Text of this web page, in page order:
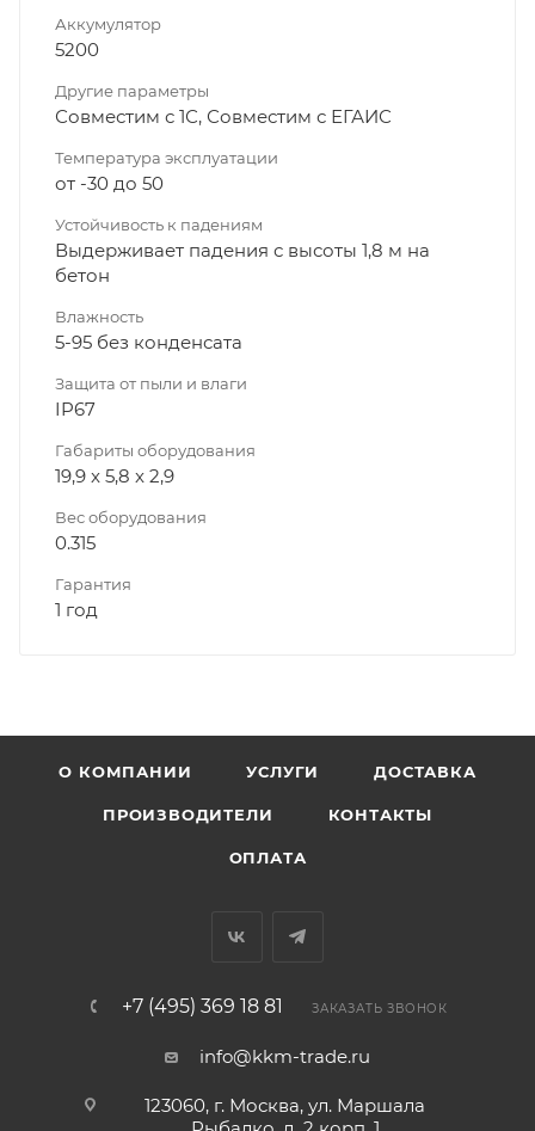
Аккумулятор
5200
Другие параметры
Совместим с 1С, Совместим с ЕГАИС
Температура эксплуатации
от -30 до 50
Устойчивость к падениям
Выдерживает падения с высоты 1,8 м на
бетон
Влажность
5-95 без конденсата
Защита от пыли и влаги
IP67
Габариты оборудования
19,9 x 5,8 x 2,9
Вес оборудования
0.315
Гарантия
1 год
О КОМПАНИИ УСЛУГИ ДОСТАВКА
ПРОИЗВОДИТЕЛИ КОНТАКТЫ
ОПЛАТА
+7 (495) 369 18 81 ЗАКАЗАТЬ ЗВОНОК
info@kkm-trade.ru
123060, г. Москва, ул. Маршала